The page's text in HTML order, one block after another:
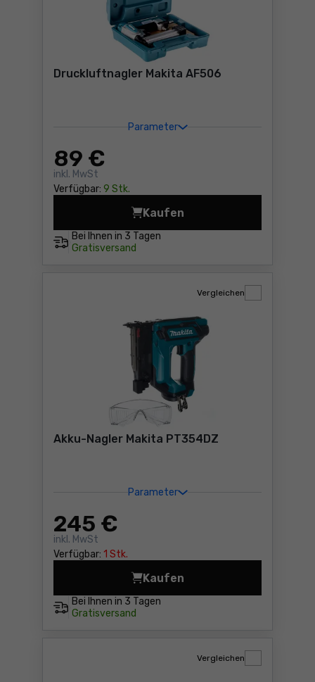
Druckluftnagler Makita AF506
Parameter
89 €
inkl. MwSt
Verfügbar: 9 Stk.
Bei Ihnen in 3 Tagen
Gratisversand
Kaufen
Druckluftnagler Makita
Akku-Nagler Makita PT354DZ
Parameter
245 €
inkl. MwSt
Verfügbar: 1 Stk.
Vergleichen
Bei Ihnen in 3 Tagen
Gratisversand
Kaufen
Akku-Nagler Makita
Vergleichen